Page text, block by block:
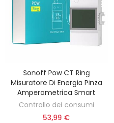
AGGIUNGI AL CARRELLO
Sonoff Pow CT Ring
Misuratore Di Energia Pinza
Amperometrica Smart
Controllo dei consumi
53,99 €